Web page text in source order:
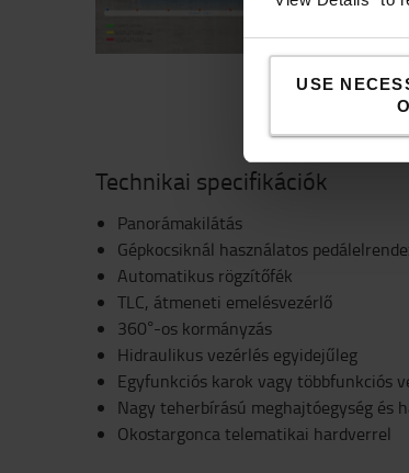
USEelőzetes
Technikai specifikációk
Panorámakilátás
Gépkocsiknál használatos
Automatikus rögzítőfék
TLC, átmeneti emelésvezérlő
360°-os kormányzás
Hidraulikus vezérlés egyidejűleg
Egyfunkciós karok vagy többfunkciós
Nagy teherbírású meghajtóegység és
Okostargonca telematikai hardverrel